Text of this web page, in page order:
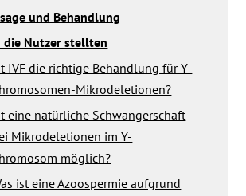
und Behandlung
die Nutzer stellten
IVF die richtige Behandlung für Y-
Mikrodeletionen?
eine natürliche Schwangerschaft
Mikrodeletionen im Y-
möglich?
ist eine Azoospermie aufgrund